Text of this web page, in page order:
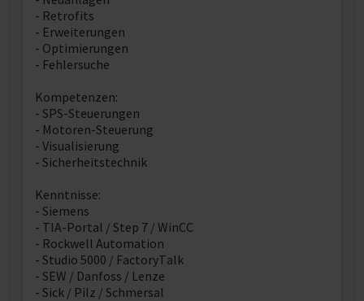
- Retrofits
- Erweiterungen
- Optimierungen
- Fehlersuche
Kompetenzen:
- SPS-Steuerungen
- Motoren-Steuerung
- Visualisierung
- Sicherheitstechnik
Kenntnisse:
- Siemens
- TIA-Portal / Step 7 / WinCC
- Rockwell Automation
- Studio 5000 / FactoryTalk
- SEW / Danfoss / Lenze
- Sick / Pilz / Schmersal